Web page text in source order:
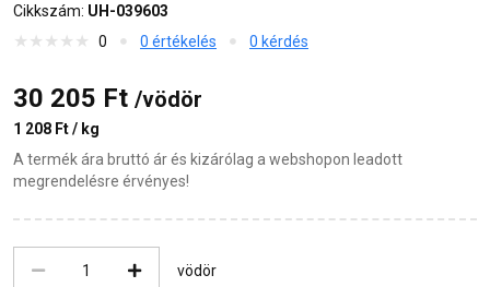
Cikkszám: UH-039603
0
0 értékelés 0 kérdés
30 205 Ft /vödör
1 208 Ft / kg
A termék ára bruttó ár és kizárólag a webshopon leadott
megrendelésre érvényes!
vödör